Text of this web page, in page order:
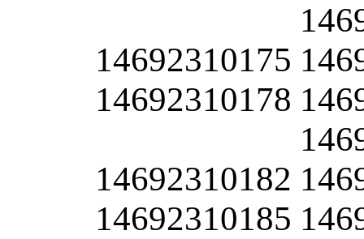
14692310175
14692310178
14692310182
14692310185